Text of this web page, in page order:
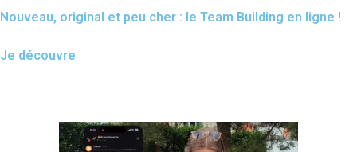
Nouveau, original et peu cher : le Team Building en ligne !
Je découvre